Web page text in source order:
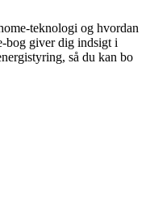
teknologi og hvordan
bog giver dig indsigt i
så du kan bo